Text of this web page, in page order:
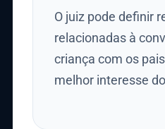
O juiz pode definir
relacionadas à
criança com os
melhor interesse